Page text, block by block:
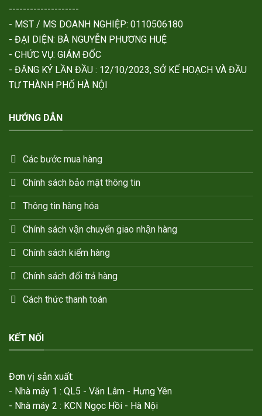
--------------------
- MST / MS DOANH NGHIỆP: 0110506180
- ĐẠI DIỆN: BÀ NGUYỄN PHƯƠNG HUỆ
- CHỨC VỤ: GIÁM ĐỐC
- ĐĂNG KÝ LẦN ĐẦU : 12/10/2023, SỞ KẾ HOẠCH VÀ ĐẦU
TƯ THÀNH PHỐ HÀ NỘI
HƯỚNG DẪN
Các bước mua hàng
Chính sách bảo mật thông tin
Thông tin hàng hóa
Chính sách vận chuyển giao nhận hàng
Chính sách kiểm hàng
Chính sách đổi trả hàng
Cách thức thanh toán
KẾT NỐI
Đơn vị sản xuất:
- Nhà máy 1 : QL5 - Văn Lâm - Hưng Yên
- Nhà máy 2 : KCN Ngọc Hồi - Hà Nội